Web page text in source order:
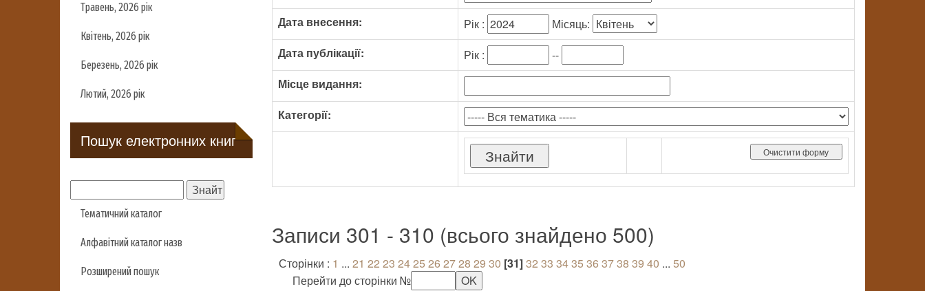
Травень, 2026 рік
Квітень, 2026 рік
Березень, 2026 рік
Лютий, 2026 рік
Пошук електронних книг
Тематичний каталог
Алфавітний каталог назв
Розширений пошук
Дата внесення:
Рік :
Місяць:
Дата публікації:
Рік :
--
Місце видання:
Категорії:
Записи 301 - 310 (всього знайдено 500)
Сторінки : 1 ... 21 22 23 2425 26 2728 29 30 [31]32 33 3435 36 3738 39 40 ... 50
Перейти до сторінки №